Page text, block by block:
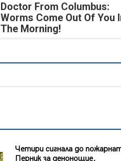
Doctor From Columbus:
Worms Come Out Of You
The Morning!
Четири сигнала до
Перник за денонощие,